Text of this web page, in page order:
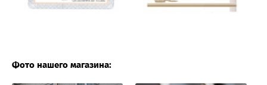
Фото нашего магазина: